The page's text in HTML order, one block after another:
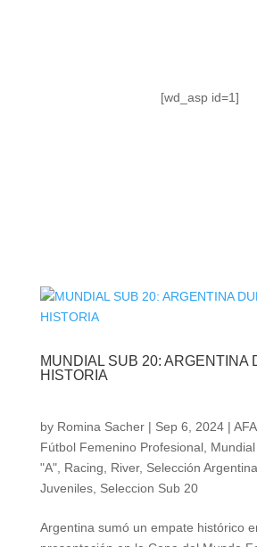
[wd_asp id=1]
MUNDIAL SUB 20: ARGENTINA
HISTORIA
by Romina Sacher| Sep 6, 2024| AFA,
Fútbol Femenino Profesional,
"A", Racing River, Selección Argentina
Juveniles, Seleccion Sub 20
Argentina sumó un empate histórico